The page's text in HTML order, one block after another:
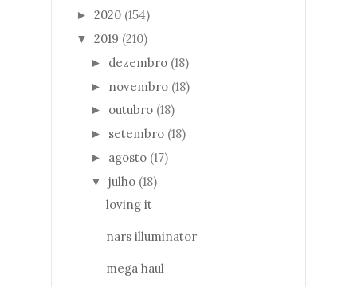
► 2020 (154)
▼ 2019 (210)
► dezembro (18)
► novembro (18)
► outubro (18)
► setembro (18)
► agosto (17)
▼ julho (18)
loving it
nars illuminator
mega haul